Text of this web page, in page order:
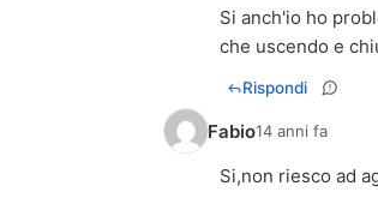
Si anch'io ho
che uscendo e
Rispondi
Fabio14 anni fa
Si,non riesco ad